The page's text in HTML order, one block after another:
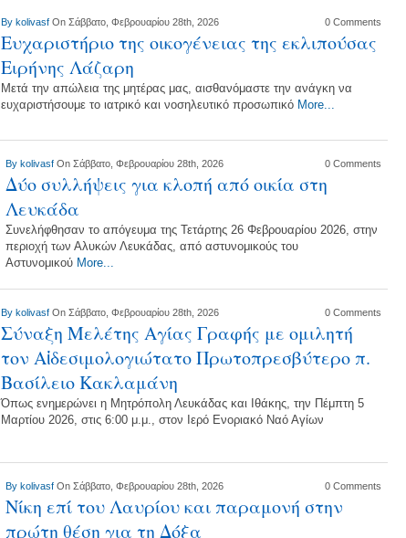
By kolivasf On Σάββατο, Φεβρουαρίου 28th, 2026 0 Comments
Ευχαριστήριο της οικογένειας της εκλιπούσας
Ειρήνης Λάζαρη
Μετά την απώλεια της μητέρας μας, αισθανόμαστε την ανάγκη να
ευχαριστήσουμε το ιατρικό και νοσηλευτικό προσωπικό More...
By kolivasf On Σάββατο, Φεβρουαρίου 28th, 2026 0 Comments
Δύο συλλήψεις για κλοπή από οικία στη
Λευκάδα
Συνελήφθησαν το απόγευμα της Τετάρτης 26 Φεβρουαρίου 2026, στην
περιοχή των Αλυκών Λευκάδας, από αστυνομικούς του
Αστυνομικού More...
By kolivasf On Σάββατο, Φεβρουαρίου 28th, 2026 0 Comments
Σύναξη Μελέτης Αγίας Γραφής με ομιλητή
τον Αἰδεσιμολογιώτατο Πρωτοπρεσβύτερο π.
Βασίλειο Κακλαμάνη
Όπως ενημερώνει η Μητρόπολη Λευκάδας και Ιθάκης, την Πέμπτη 5
Μαρτίου 2026, στις 6:00 μ.μ., στον Ιερό Ενοριακό Ναό Αγίων
By kolivasf On Σάββατο, Φεβρουαρίου 28th, 2026 0 Comments
Νίκη επί του Λαυρίου και παραμονή στην
πρώτη θέση για τη Δόξα